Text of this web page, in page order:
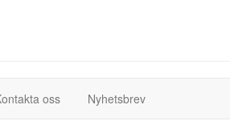
oss(current)Nyhetsbrev(current)